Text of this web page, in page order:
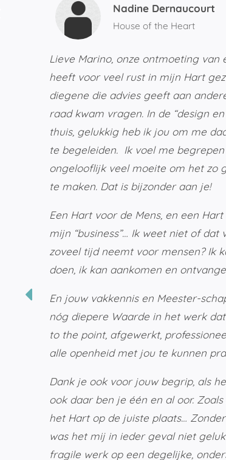
Nadine Dernaucourt
House of the Heart
Lieve Marino, onze ontmoeting van
heeft voor veel rust in mijn Hart
diegene die advies geeft aan
raad kwam vragen. In de “design
thuis, gelukkig heb ik jou om me
te begeleiden. Ik voel me
ongelooflijk veel moeite om het zo
te maken. Dat is bijzonder aan je!
Een Hart voor de Mens, en een
mijn “business”… Ik weet niet of
zoveel tijd neemt voor mensen? Ik
doen, ik kan aankomen en
En jouw vakkennis en Meester-
nóg diepere Waarde in het werk
to the point, afgewerkt,
alle openheid met jou te kunnen
Dank je ook voor jouw begrip, als
ook daar ben je één en al oor.
het Hart op de juiste plaats…
was het mij in ieder geval niet
fragile werk op een degelijke,